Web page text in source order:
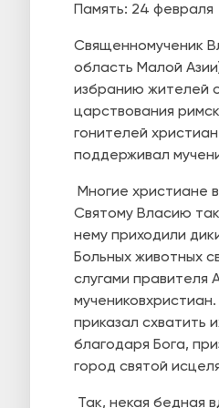
Память: 24 февраля
Священномученик
область Малой
избранию жителей
царствования
гонителей
поддерживал
Многие христиане
Святому Власию
нему приходили
Больных животных
слугами правителя
приказал схватить
благодаря Бога,
город святой
Так, некая бедная